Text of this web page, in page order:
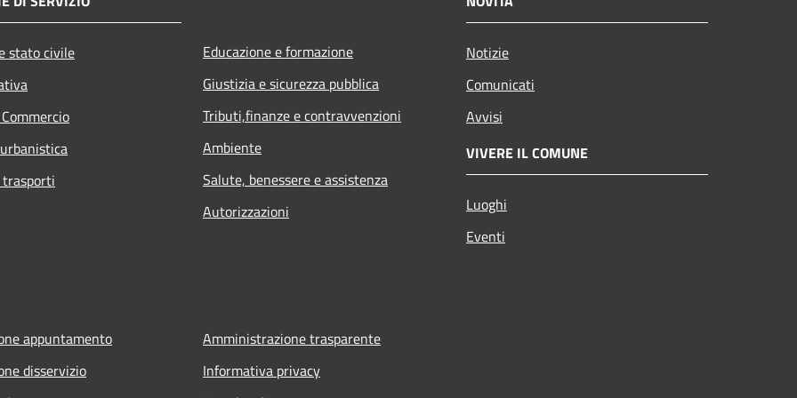
stato civile
Educazione e formazione
Giustizia e sicurezza pubblica
Tributi,finanze e contravvenzioni
Ambiente
Salute, benessere e assistenza
Autorizzazioni
Notizie
Comunicati
Avvisi
VIVERE IL COMUNE
Luoghi
Eventi
appuntamento
disservizio
Amministrazione trasparente
Informativa privacy